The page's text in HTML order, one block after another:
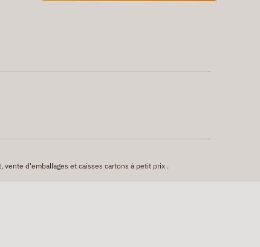
d'emballages et caisses cartons à petit prix .